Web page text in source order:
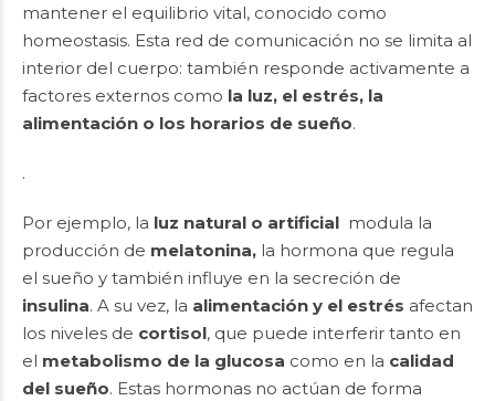
mantener el equilibrio vital, conocido como
homeostasis. Esta red de comunicación no se limita al
interior del cuerpo: también responde activamente a
factores externos como la luz, el estrés, la
alimentación o los horarios de sueño.
.
Por ejemplo, la luz natural o artificial modula la
producción de melatonina, la hormona que regula
el sueño y también influye en la secreción de
insulina. A su vez, la alimentación y el estrés afectan
los niveles de cortisol, que puede interferir tanto en
el metabolismo de la glucosa como en la calidad
del sueño. Estas hormonas no actúan de forma